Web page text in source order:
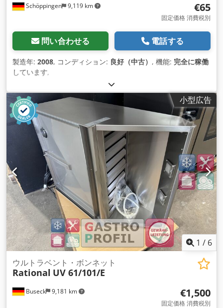
Schöppingen 9,119 km €65
固定価格 消費税別
問い合わせる 電話する
製造年: 2008, コンディション: 良好（中古） , 機能: 完全に稼働
しています,
小型広告
1 / 6
Buseck 9,181 km
ウルトラベント・ボンネット
Rational UV 61/101/E
€1,500
固定価格 消費税別